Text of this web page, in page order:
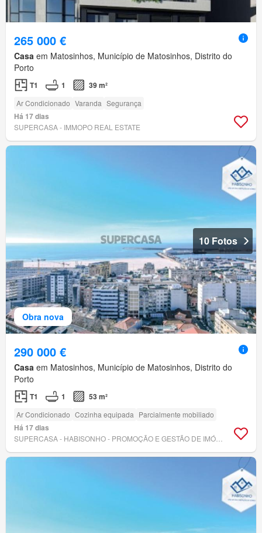
265 000 €
Casa em Matosinhos, Município de Matosinhos, Distrito do
Porto
T1 1 39 m²
Ar Condicionado Varanda Segurança
Há 17 dias
SUPERCASA - IMMOPO REAL ESTATE
Obra nova
10 Fotos
290 000 €
Casa em Matosinhos, Município de Matosinhos, Distrito do
Porto
T1 1 53 m²
Ar Condicionado Cozinha equipada Parcialmente mobiliado
Há 17 dias